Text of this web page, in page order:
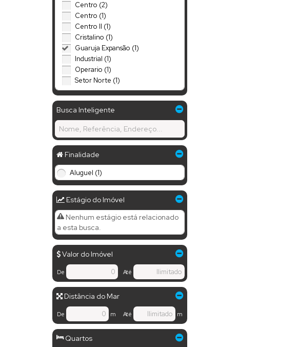
Centro (2)
Centro (1)
Centro II (1)
Cristalino (1)
Guaruja Expansão (1)
Industrial (1)
Operario (1)
Setor Norte (1)
Busca Inteligente
Finalidade
Aluguel (1)
Estágio do Imóvel
Nenhum estágio está relacionado
a esta busca.
Valor do Imóvel
De Até
Distância do Mar
De m Até m
Quartos